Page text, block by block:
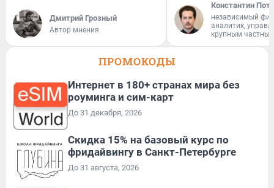
Дмитрий Грозный
Автор мнения
Константин
независимый
аналитик,
крупным
ПРОМОКОДЫ
Интернет в 180+ странах мира без
роуминга и сим-карт
До 31 декабря, 2026
Скидка 15% на базовый курс по
фридайвингу в Санкт-Петербурге
До 31 августа, 2026